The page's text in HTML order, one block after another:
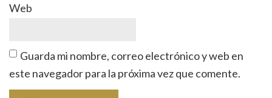
Web
Guarda mi nombre, correo electrónico y web en
este navegador para la próxima vez que comente.